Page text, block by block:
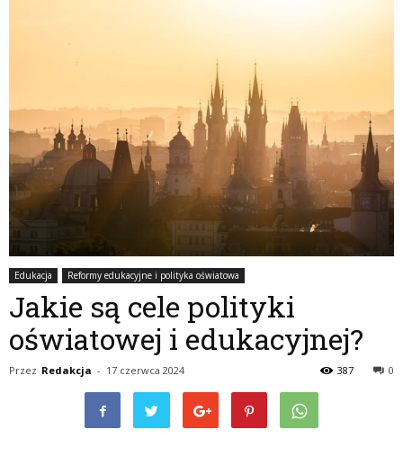
Edukacja Reformy edukacyjne i polityka oświatowa
Jakie są cele polityki
oświatowej i edukacyjnej?
Przez Redakcja - 17 czerwca 2024 0
387